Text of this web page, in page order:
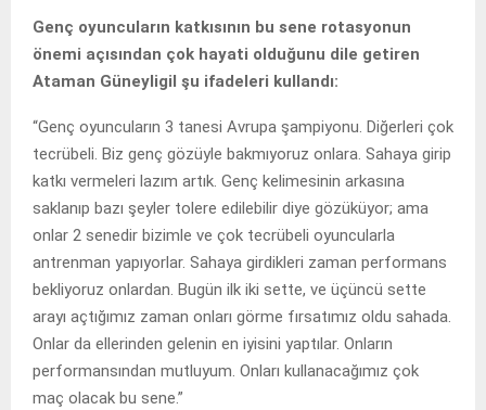
Genç oyuncuların katkısının bu sene rotasyonun
önemi açısından çok hayati olduğunu dile getiren
Ataman Güneyligil şu ifadeleri kullandı:
“Genç oyuncuların 3 tanesi Avrupa şampiyonu. Diğerleri çok
tecrübeli. Biz genç gözüyle bakmıyoruz onlara. Sahaya girip
katkı vermeleri lazım artık. Genç kelimesinin arkasına
saklanıp bazı şeyler tolere edilebilir diye gözüküyor; ama
onlar 2 senedir bizimle ve çok tecrübeli oyuncularla
antrenman yapıyorlar. Sahaya girdikleri zaman performans
bekliyoruz onlardan. Bugün ilk iki sette, ve üçüncü sette
arayı açtığımız zaman onları görme fırsatımız oldu sahada.
Onlar da ellerinden gelenin en iyisini yaptılar. Onların
performansından mutluyum. Onları kullanacağımız çok
maç olacak bu sene.”